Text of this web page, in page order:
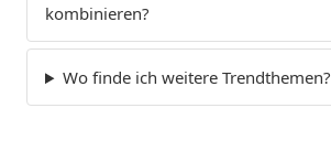
kombinieren?
Wo finde ich weitere Trendthemen?